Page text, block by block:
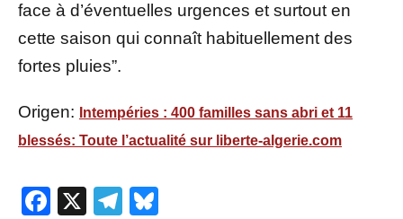
face à d’éventuelles urgences et surtout en
cette saison qui connaît habituellement des
fortes pluies”.
Origen:
Intempéries : 400 familles sans abri et 11
blessés: Toute l’actualité sur liberte-algerie.com
Facebook
X Telegram